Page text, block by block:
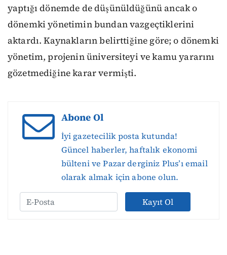
yaptığı dönemde de düşünüldüğünü ancak o
dönemki yönetimin bundan vazgeçtiklerini
aktardı. Kaynakların belirttiğine göre; o dönemki
yönetim, projenin üniversiteyi ve kamu yararını
gözetmediğine karar vermişti.
Abone Ol
İyi gazetecilik posta kutunda!
Güncel haberler, haftalık ekonomi
bülteni ve Pazar derginiz Plus’ı email
olarak almak için abone olun.
Kayıt Ol